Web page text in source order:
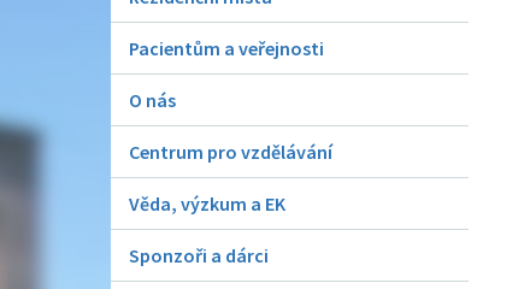
Pacientům a veřejnosti
O nás
Centrum pro vzdělávání
Věda, výzkum a EK
Sponzoři a dárci